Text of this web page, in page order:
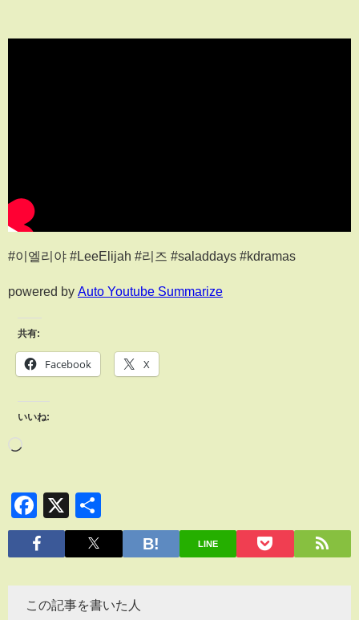
#이엘리야 #LeeElijah #리즈 #saladdays #kdramas
powered by Auto Youtube Summarize
共有:
Facebook X
いいね:
Facebook
X
有
LINE
この記事を書いた人